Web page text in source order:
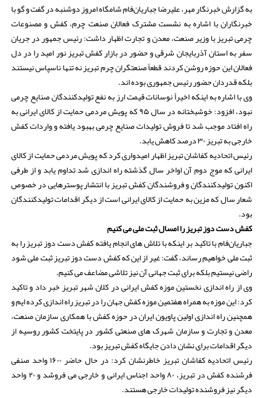
به گزارش خبرنگار مهر، علیرضا جباریان‌فام شامگاه امروز دوشنبه در گفت و گو با
خبرنگاران با اشاره به نشست مشترک فعالان صنعت چرم، کفش و مصنوعات
چرمی تبریز با وزیر صنعت، معدن و تجارت اظهار داشت: رئیس جمهور در جریان
سفر به استان آذربایجان شرقی و حضور در بازار کفش تبریز نور امید را در دل
فعالان این حوزه روشن کردند قطعاً صنعتگران چرم تبریز نه تنها ناسپاس نیستند
بلکه قدردان حضور رئیس جمهوری بوده اند.
وی با اشاره به اینکه اخیراً نوسانات قیمت ارز به نفع تولیدکنندگان صنایع چرمی
نبود، افزود: خوشبختانه در سال ۹۵ که پویش مردمی حمایت از کالای ایرانی به
راه افتاد موجب شد تا فروش تولیدات صنایع چرمی بهبود یافته و واردات کفش
خارجی به تبریز ۳۰ درصد کاهش یابد.
رئیس اتحادیه کفاشان تبریز اظهار امیدواری کرد که پویش مردمی حمایت از کالای
ایرانی که موج دوم آن اواخر سال گذشته راه اندازی شد تداوم یابد و از طرفی
اکنون تولیدکنندگان و فروشندگان کفش تبریز با انتشار پوسترهایی در خصوص
شعار سال که مزین به حمایت از کالای ایرانی است از دیگر اقدامات تولیدکنندگان
بود.
کفش دست دوز تبریز را امسال ثبت ملی می کنیم
جباریان‌فام با تاکید بر اینکه با تلاش های انجام یافته کفش دست دوز تبریز را به
ثبت ملی خواهیم رساند، گفت: غیر از این که کفش دست دوز تبریز ثبت ملی شود
راضی نیستیم بلکه برای ثبت جهانی آن نیز تلاشی مضاعف می کنیم.
وی از راه اندازی نخستین موزه کفش ایرانی در کلان شهر تبریز خبر داد و تاکید
کرد: این موزه به همراه هفتمین موزه کفش جهان را در تبریز راه اندازی کرده ایم و
همچنین راه اندازی اولین پاویون ایران در حوزه کفش با همکاری سازمان صنعت،
معدن و تجارت و سازمان شهرک های صنعتی کشور در پایتخت کشور روسیه از
دیگر اقدامات برای نشان دادن جایگاه کفش تبریز بود.
رئیس اتحادیه کفاشان تبریز خاطرنشان کرد: در حال حاضر ۱۶۰۰ واحد صنفی
فرشنده کفش در تبریز، ۸۰ واحد اجناس ایرانی و خارجی می فروشد و ۲۰ واحد
دیگر نیز فروشنده تولیدات خارجی هستند.